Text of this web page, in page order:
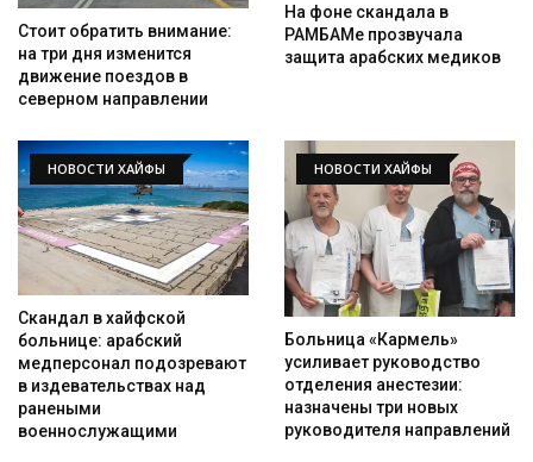
Стоит обратить внимание:
на три дня изменится
движение поездов в
северном направлении
На фоне скандала в
РАМБАМе прозвучала
защита арабских медиков
НОВОСТИ ХАЙФЫ
Скандал в хайфской
больнице: арабский
медперсонал подозревают
в издевательствах над
ранеными
военнослужащими
НОВОСТИ ХАЙФЫ
Больница «Кармель»
усиливает руководство
отделения анестезии:
назначены три новых
руководителя направлений